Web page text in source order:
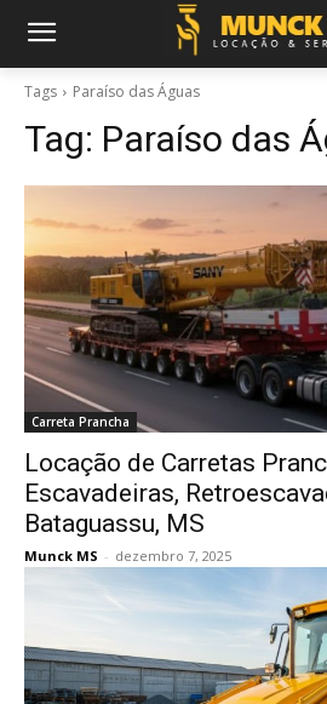
Tags Paraíso das Águas
Tag: Paraíso das
Carreta Prancha
Locação de Carretas
Escavadeiras,
Bataguassu, MS
Munck MS - dezembro 7, 2025